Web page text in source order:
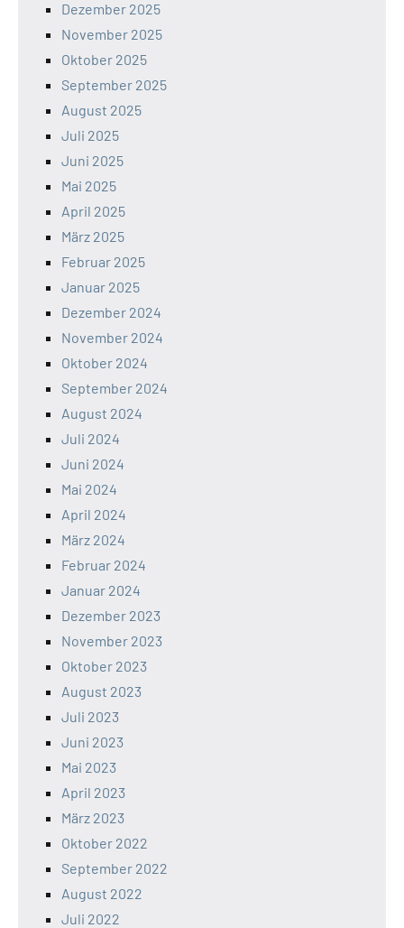
Dezember 2025
November 2025
Oktober 2025
September 2025
August 2025
Juli 2025
Juni 2025
Mai 2025
April 2025
März 2025
Februar 2025
Januar 2025
Dezember 2024
November 2024
Oktober 2024
September 2024
August 2024
Juli 2024
Juni 2024
Mai 2024
April 2024
März 2024
Februar 2024
Januar 2024
Dezember 2023
November 2023
Oktober 2023
August 2023
Juli 2023
Juni 2023
Mai 2023
April 2023
März 2023
Oktober 2022
September 2022
August 2022
Juli 2022